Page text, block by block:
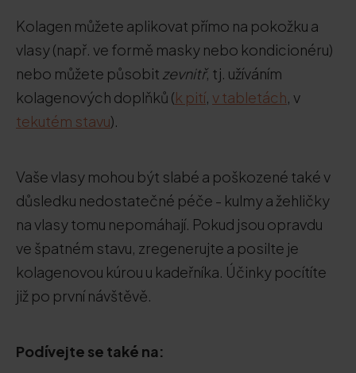
Kolagen můžete aplikovat přímo na pokožku a
vlasy (např. ve formě masky nebo kondicionéru)
nebo můžete působit zevnitř, tj. užíváním
kolagenových doplňků (k pití, v tabletách, v
tekutém stavu).
Vaše vlasy mohou být slabé a poškozené také v
důsledku nedostatečné péče - kulmy a žehličky
na vlasy tomu nepomáhají. Pokud jsou opravdu
ve špatném stavu, zregenerujte a posilte je
kolagenovou kúrou u kadeřníka. Účinky pocítíte
již po první návštěvě.
Podívejte se také na: